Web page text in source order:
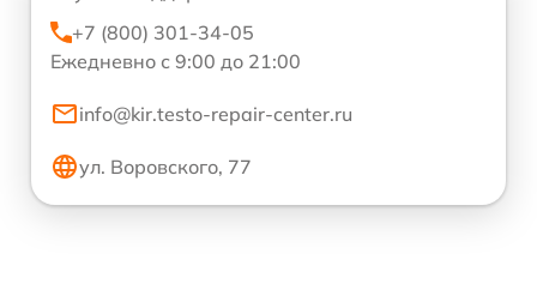
+7 (800) 301-34-05
Ежедневно с 9:00 до 21:00
info@kir.testo-repair-center.ru
ул. Воровского, 77